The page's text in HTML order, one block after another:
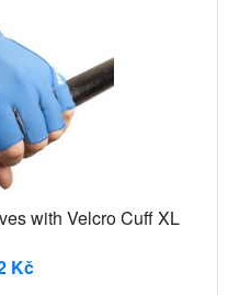
with Velcro Cuff XL
Kč